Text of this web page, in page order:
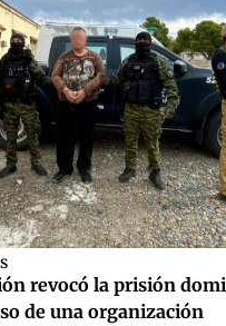
revocó la prisión
de una organización